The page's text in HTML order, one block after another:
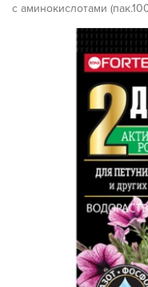
с аминокислотами